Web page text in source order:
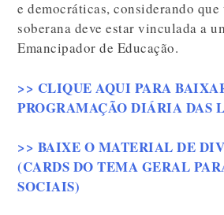
e democráticas, considerando que
soberana deve estar vinculada a
Emancipador de Educação.
>> CLIQUE AQUI PARA
PROGRAMAÇÃO DIÁRIA DAS
>> BAIXE O MATERIAL DE
(CARDS DO TEMA GERAL
SOCIAIS)